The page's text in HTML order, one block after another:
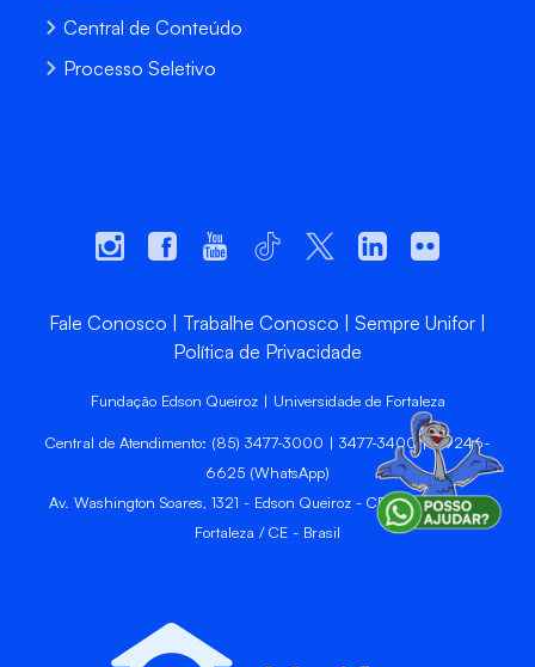
Central de Conteúdo
Processo Seletivo
Fale Conosco Trabalhe Conosco
Sempre Unifor
Política de Privacidade
Fundação Edson Queiroz | Universidade de Fortaleza
Central de Atendimento: (85) 3477-3000 | 3477-3400 | 99246-
6625 (WhatsApp)
Av. Washington Soares, 1321 - Edson Queiroz - CEP 60811-905 -
Fortaleza / CE - Brasil